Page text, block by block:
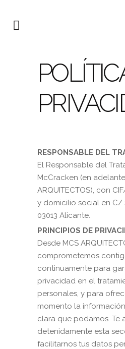
RESPONSABLE DEL
El Responsable del
McCracken (en
ARQUITECTOS), con
y domicilio social en C/
03013 Alicante.
PRINCIPIOS DE
Desde MCS
comprometemos
continuamente para
privacidad en el
personales, y para
momento la
clara que podamos. Te
detenidamente esta
facilitarnos tus datos